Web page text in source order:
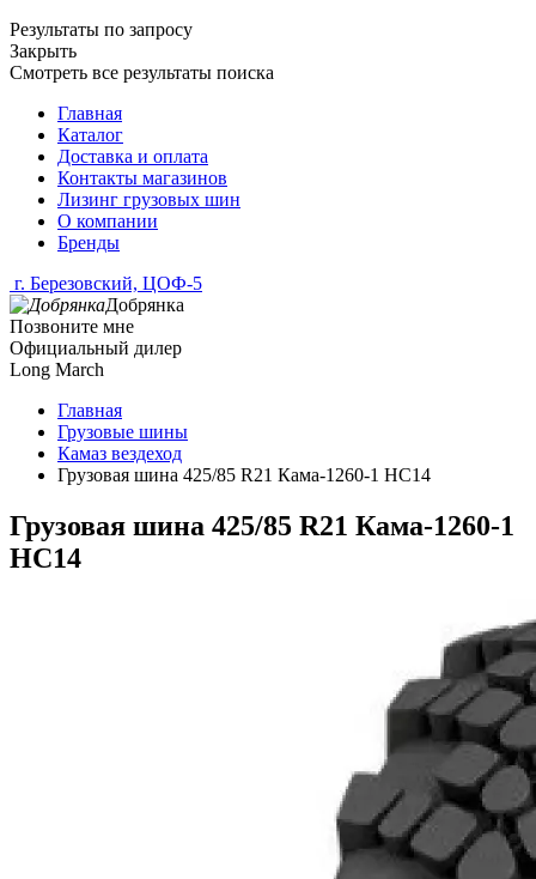
Результаты по запросу
Закрыть
Смотреть все результаты поиска
Главная
Каталог
Доставка и оплата
Контакты магазинов
Лизинг грузовых шин
О компании
Бренды
г. Березовский, ЦОФ-5
Добрянка
Позвоните мне
Официальный дилер
Long March
Главная
Грузовые шины
Камаз вездеход
Грузовая шина 425/85 R21 Кама-1260-1 НС14
Грузовая шина 425/85 R21 Кама-1260-1
НС14